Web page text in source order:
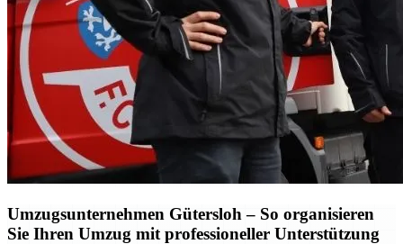
Umzugsunternehmen Gütersloh – So organisieren
Sie Ihren Umzug mit professioneller Unterstützung